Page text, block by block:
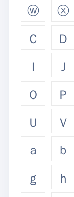
ⓦ
ⓧ
Ｃ
Ｄ
Ｉ
Ｊ
Ｏ
Ｐ
Ｕ
Ｖ
ａ
ｂ
ｇ
ｈ